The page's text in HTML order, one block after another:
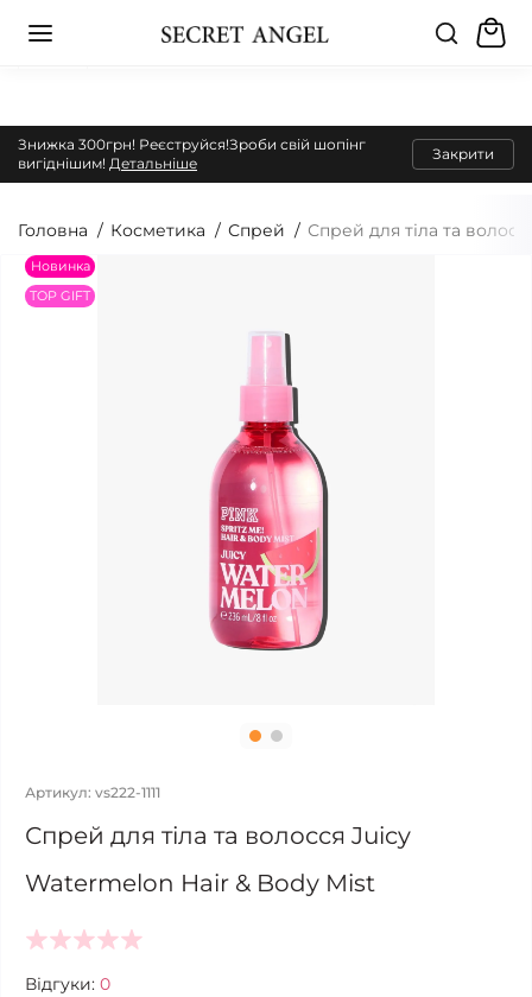
Знижка 300грн! Реєструйся!Зроби свій шопінг
вигіднішим! Детальніше
Закрити
Головна Косметика Спрей Спрей для тіла та
Новинка
TOP GIFT
Артикул: vs222-1111
Спрей для тіла та волосся Juicy
Watermelon Hair & Body Mist
Відгуки: 0